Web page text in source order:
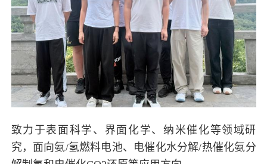
致力于表面科学、界面化学、纳米催化等领域研
究，面向氨/氢燃料电池、电催化水分解/热催化氨分